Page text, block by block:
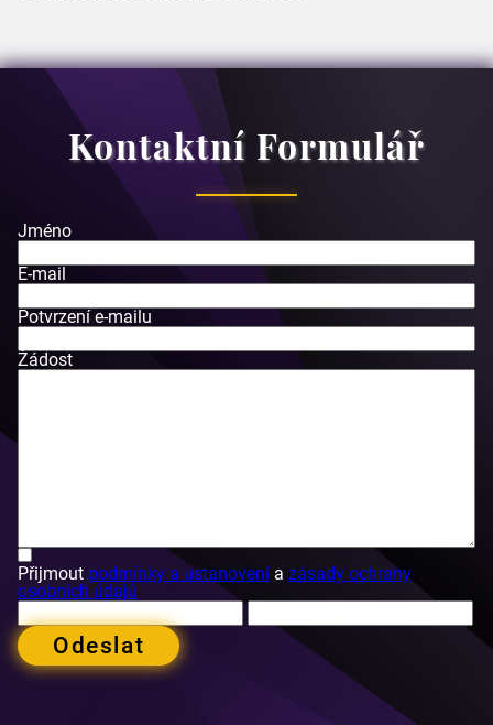
Kontaktní Formulář
Jméno
E-mail
Potvrzení e-mailu
Žádost
Přijmout podmínky a ustanovení a zásady ochrany
osobních údajů
Odeslat